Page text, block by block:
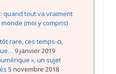
quand tout va vraiment
(moi y compris)
rare, ces temps-ci,
9 janvier 2019
», un sujet
5 novembre 2018